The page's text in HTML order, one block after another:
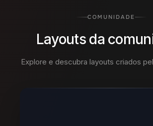
COMUNIDADE
Layouts da
Explore e descubra layouts criados